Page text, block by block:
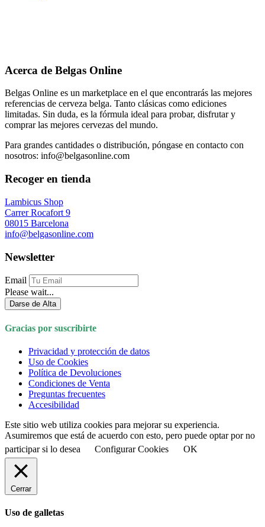
Acerca de Belgas Online
Belgas Online es un marketplace en el que encontrarás las mejores
referencias de cerveza belga. Tanto clásicas como ediciones
limitadas. Sin duda, es la fórmula ideal para probar, disfrutar y
comprar las mejores cervezas del mundo.
Para grandes cantidades o distribución, póngase en contacto con
nosotros: info@belgasonline.com
Recoger en tienda
Lambicus Shop
Carrer Rocafort 9
08015 Barcelona
info@belgasonline.com
Newsletter
Email
Please wait...
Darse de Alta
Gracias por suscribirte
Privacidad y protección de datos
Uso de Cookies
Política de Devoluciones
Condiciones de Venta
Preguntas frecuentes
Accesibilidad
Este sitio web utiliza cookies para mejorar su experiencia.
Asumiremos que está de acuerdo con esto, pero puede optar por no
participar si lo desea
Configurar Cookies OK
Cerrar
Uso de galletas